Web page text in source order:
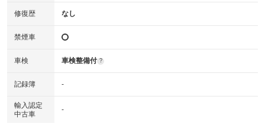
修復歴 なし
禁煙車
車検 車検整備付 ?
記録簿 -
輸入認定
中古車
-